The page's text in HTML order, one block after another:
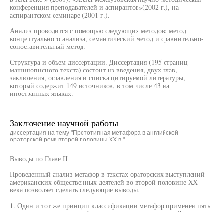
конференция преподавателей и аспирантов»(2002 г.), на
аспирантском семинаре (2001 г.).
Анализ проводится с помощью следующих методов: метод
концептуального анализа, семантический метод и сравнительно-
сопоставительный метод.
Структура и объем диссертации. Диссертация (195 страниц
машинописного текста) состоит из введения, двух глав,
заключения, оглавления и списка цитируемой литературы,
который содержит 149 источников, в том числе 43 на
иностранных языках.
Заключение научной работы
диссертация на тему "Прототипная метафора в английской
ораторской речи второй половины XX в."
Выводы по Главе II
Проведенный анализ метафор в текстах ораторских выступлений
американских общественных деятелей во второй половине XX
века позволяет сделать следующие выводы.
1. Один и тот же принцип классификации метафор применен пять